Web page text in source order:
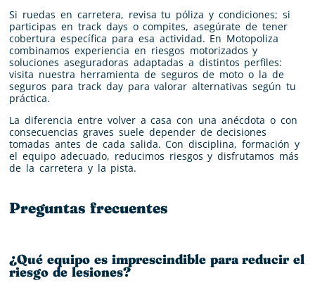
Si ruedas en carretera, revisa tu póliza y condiciones; si
participas en track days o compites, asegúrate de tener
cobertura específica para esa actividad. En Motopoliza
combinamos experiencia en riesgos motorizados y
soluciones aseguradoras adaptadas a distintos perfiles:
visita nuestra herramienta de seguros de moto o la de
seguros para track day para valorar alternativas según tu
práctica.
La diferencia entre volver a casa con una anécdota o con
consecuencias graves suele depender de decisiones
tomadas antes de cada salida. Con disciplina, formación y
el equipo adecuado, reducimos riesgos y disfrutamos más
de la carretera y la pista.
Preguntas frecuentes
¿Qué equipo es imprescindible para reducir el
riesgo de lesiones?